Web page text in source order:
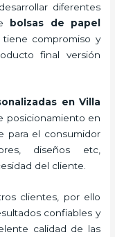
diferentes
bolsas de papel
tiene compromiso y
final versión
en Villa
posicionamiento en
para el consumidor
diseños etc,
del cliente.
clientes, por ello
confiables y
calidad de las